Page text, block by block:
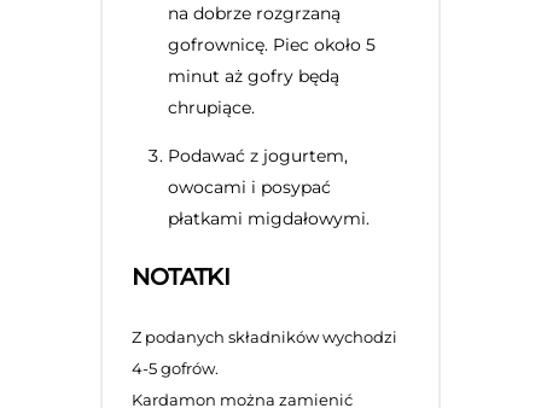
na dobrze rozgrzaną
gofrownicę. Piec około 5
minut aż gofry będą
chrupiące.
Podawać z jogurtem,
owocami i posypać
płatkami migdałowymi.
NOTATKI
Z podanych składników wychodzi
4-5 gofrów.
Kardamon można zamienić